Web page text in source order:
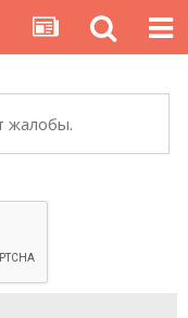
жалобы.